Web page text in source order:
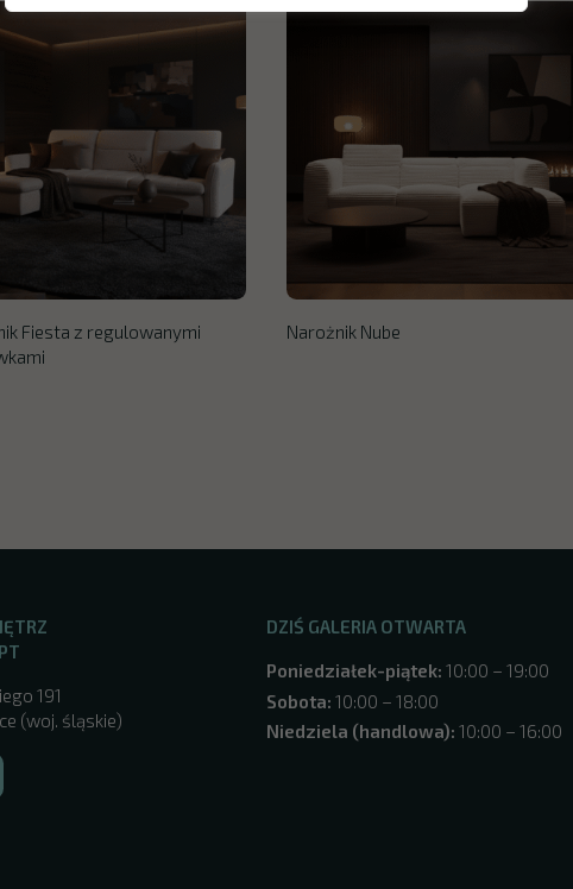
Fiesta z regulowanymi
Narożnik Nube
191
(woj. śląskie)
DZIŚ GALERIA OTWARTA
Poniedziałek-piątek: 10:00 – 19:00
Sobota: 10:00 – 18:00
Niedziela (handlowa): 10:00 – 16:00